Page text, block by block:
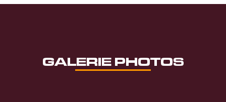
GALERIE PHOTOS